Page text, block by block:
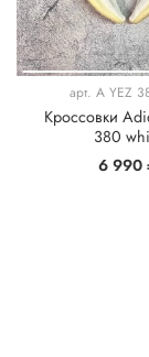
арт. A YEZ
Кроссовки
380
6 990